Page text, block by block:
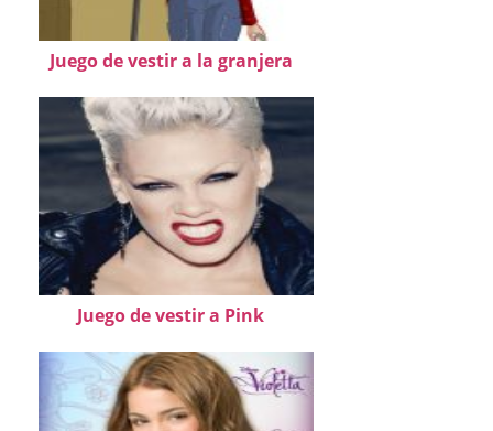
Juego de vestir a la granjera
Juego de vestir a Pink